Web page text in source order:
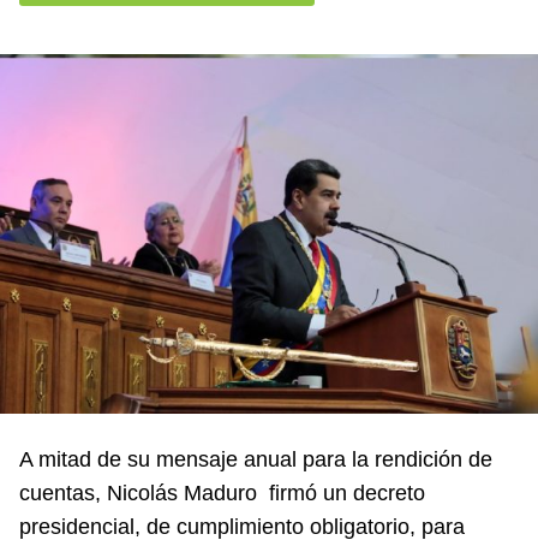
A mitad de su mensaje anual para la rendición de
cuentas, Nicolás Maduro firmó un decreto
presidencial, de cumplimiento obligatorio, para